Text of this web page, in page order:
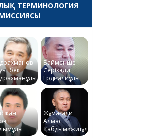
ТЕРМИНОЛОГИЯ
Байменше
Серікқали
Ердіғалиұлы
Жұмағали
Алмас
Қабдымәжитұлы